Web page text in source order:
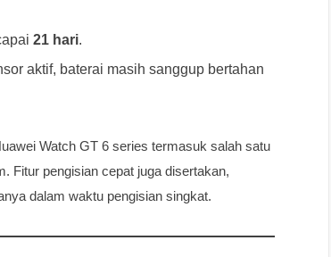
21 hari.
aktif, baterai masih sanggup bertahan
Watch GT 6 series termasuk salah satu
Fitur pengisian cepat juga disertakan,
dalam waktu pengisian singkat.